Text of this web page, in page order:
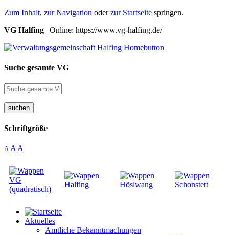
Zum Inhalt, zur Navigation oderzur Startseite springen.
VG Halfing | Online: https://www.vg-halfing.de/
Suche gesamte VG
suchen
Schriftgröße
A A A
Aktuelles
Amtliche Bekanntmachungen